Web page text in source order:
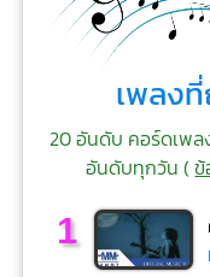
เพลง
20 อันดับ คอร์ดเพ
อันดับทุกวัน (
1